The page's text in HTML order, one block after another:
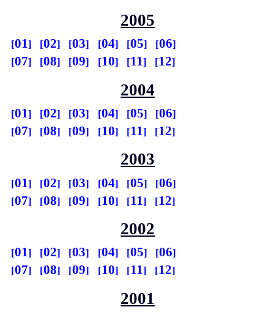
2005
01 02 03 04 05
06
07
08 09 10 11 12
2004
01 02 03 04 05
06
07
08 09 10 11 12
2003
01 02 03 04 05
06
07
08 09 10 11 12
2002
01 02 03 04 05
06
07
08 09 10 11 12
2001